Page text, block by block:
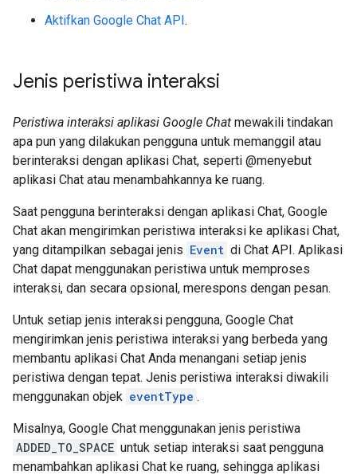
Aktifkan Google Chat API.
Jenis peristiwa interaksi
Peristiwa interaksi aplikasi Google Chat mewakili tindakan
apa pun yang dilakukan pengguna untuk memanggil atau
berinteraksi dengan aplikasi Chat, seperti @menyebut
aplikasi Chat atau menambahkannya ke ruang.
Saat pengguna berinteraksi dengan aplikasi Chat, Google
Chat akan mengirimkan peristiwa interaksi ke aplikasi Chat,
yang ditampilkan sebagai jenis Event di Chat API. Aplikasi
Chat dapat menggunakan peristiwa untuk memproses
interaksi, dan secara opsional, merespons dengan pesan.
Untuk setiap jenis interaksi pengguna, Google Chat
mengirimkan jenis peristiwa interaksi yang berbeda yang
membantu aplikasi Chat Anda menangani setiap jenis
peristiwa dengan tepat. Jenis peristiwa interaksi diwakili
menggunakan objek eventType .
Misalnya, Google Chat menggunakan jenis peristiwa
ADDED_TO_SPACE untuk setiap interaksi saat pengguna
menambahkan aplikasi Chat ke ruang, sehingga aplikasi